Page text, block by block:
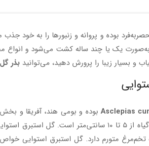
بوده و پروانه و زنبورها را به خود
یک یا چند ساله کشت می‌شود و انواع
و بسیار زیبا را پرورش دهید، می‌توانید بذر
Asclepias
دارند. اندازه‌های گل‌های این گیاه از ۵ تا
تخم‌مرغ متورم دارد. گل استبرق استوایی